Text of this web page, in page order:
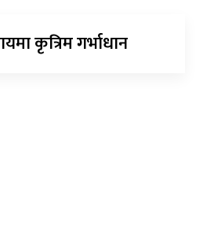
कृत्रिम गर्भाधान